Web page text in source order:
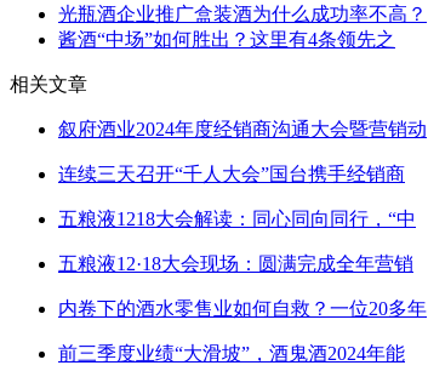
光瓶酒企业推广盒装酒为什么成功率不高？
酱酒“中场”如何胜出？这里有4条领先之
相关文章
叙府酒业2024年度经销商沟通大会暨营销动
连续三天召开“千人大会”国台携手经销商
五粮液1218大会解读：同心同向同行，“中
五粮液12·18大会现场：圆满完成全年营销
内卷下的酒水零售业如何自救？一位20多年
前三季度业绩“大滑坡”，酒鬼酒2024年能